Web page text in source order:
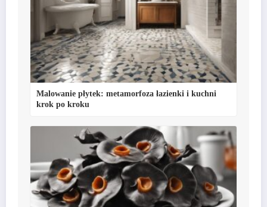
Malowanie płytek: metamorfoza łazienki i kuchni
krok po kroku